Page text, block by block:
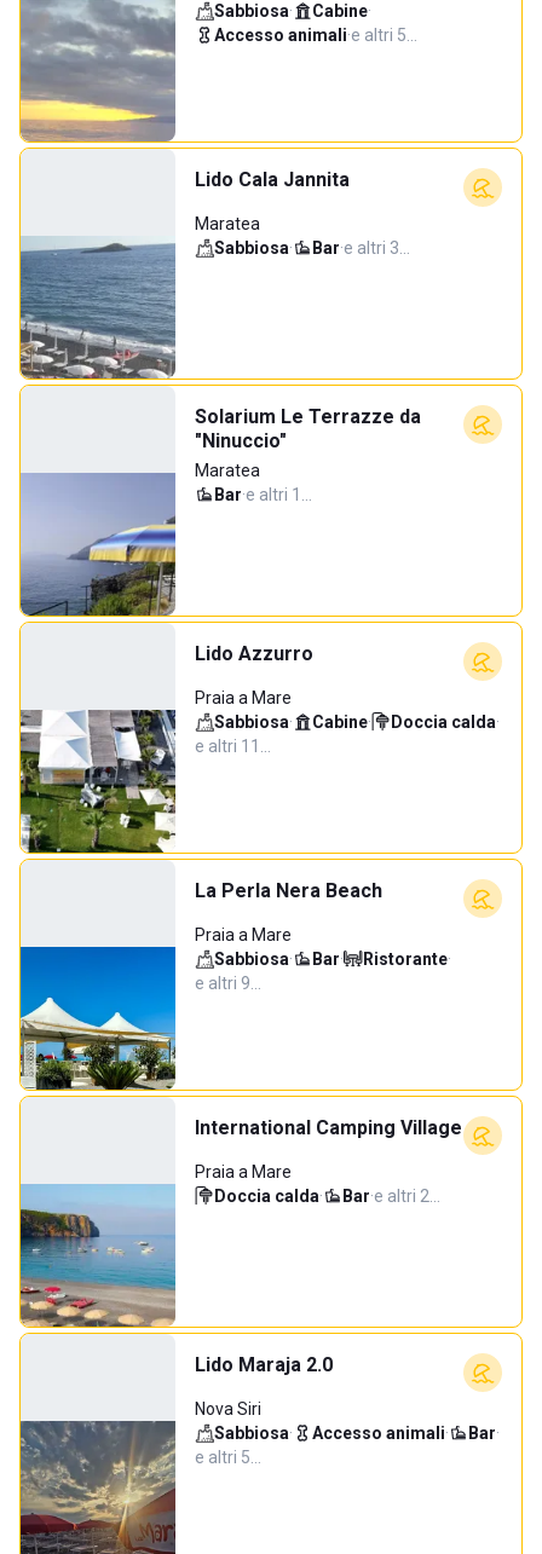
Sabbiosa· Cabine·
Accesso animali·e altri 5…
Lido Cala Jannita
Maratea
Sabbiosa· Bar·e altri 3…
Solarium Le Terrazze da
"Ninuccio"
Maratea
Bar·e altri 1…
Lido Azzurro
Praia a Mare
Sabbiosa· Cabine· Doccia calda·
e altri 11…
La Perla Nera Beach
Praia a Mare
Sabbiosa· Bar· Ristorante·
e altri 9…
International Camping Village
Praia a Mare
Doccia calda· Bar·e altri 2…
Lido Maraja 2.0
Nova Siri
Sabbiosa· Accesso animali· Bar·
e altri 5…